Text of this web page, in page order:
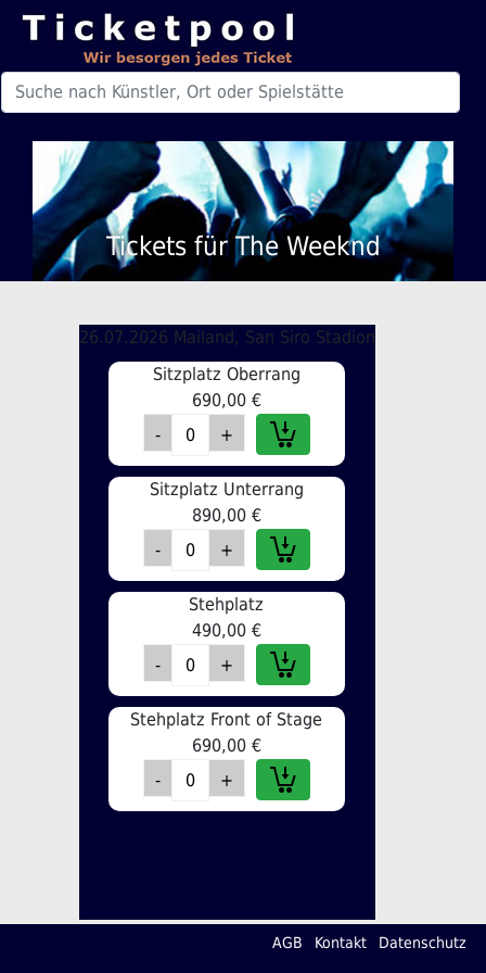
Tickets für The Weeknd
26.07.2026 Mailand, San Siro Stadion
Sitzplatz Oberrang
690,00 €
Sitzplatz Unterrang
890,00 €
Stehplatz
490,00 €
Stehplatz Front of Stage
690,00 €
AGB Kontakt Datenschutz